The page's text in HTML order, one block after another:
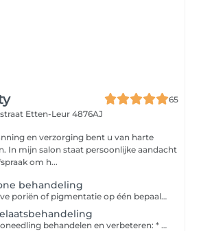
65
Etten-Leur 4876AJ
en verzorging bent u van harte
In mijn salon staat persoonlijke aandacht
om h...
behandeling
Last van rimpels grove poriën of pigmentatie op één bepaalde zone van het gezicht? Pak ze aan door middel van een microneedling zone behandeling.
Wat kan je met microneedling behandelen en verbeteren: * grove poriën * fijne lijntjes en rimpels * littekens (zowel in het gelaat als op het lichaam) * hyperpigmentatie * verslapte huid * zwangerschapsstriemen * sinaasappelhuid Is de microneedling behandeling pijnlijk? Nee, het is niet pijnlijk, maar kan wel gevoelig zijn. Hoe de behandeling wordt ervaren, is verschillend per klant en de locatie van het te behandelen gebied. Direct na de behandeling kan de huid wat roze aanzien, daarnaast kan de huid wat droog, prikkelend en warm aanvoelen. Je kunt het gevoel vergelijken met een zonverbranding. Het huidgevoel trekt meestal binnen 24 tot 48 uur weg, de roze verkleuring trekt over het algemeen vrij snel weg. Lippen en ogen ook behandelen met nanoneedling ( zonder naaldjes) dit kan tegen een meerprijs van €19,95